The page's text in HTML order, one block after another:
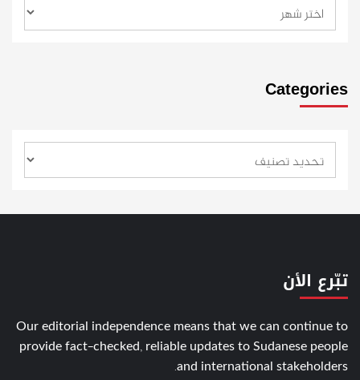
Categories
تبّرع الأن
Our editorial independence means that we can continue to
provide fact-checked, reliable updates to Sudanese people
and international stakeholders.